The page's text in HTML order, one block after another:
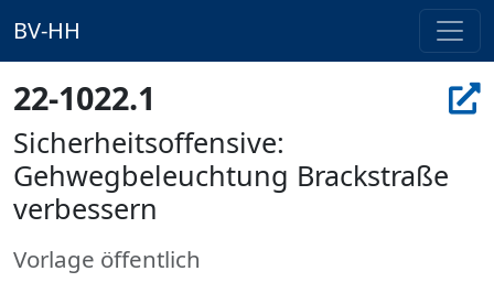
BV-HH
22-1022.1
Sicherheitsoffensive:
Gehwegbeleuchtung Brackstraße
verbessern
Vorlage öffentlich